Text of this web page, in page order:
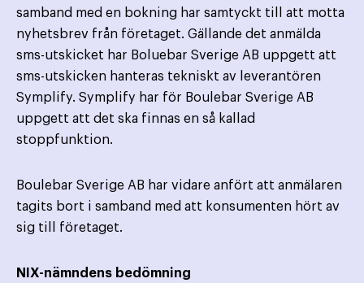
samband med en bokning har samtyckt till att motta
nyhetsbrev från företaget. Gällande det anmälda
sms-utskicket har Boluebar Sverige AB uppgett att
sms-utskicken hanteras tekniskt av leverantören
Symplify. Symplify har för Boulebar Sverige AB
uppgett att det ska finnas en så kallad
stoppfunktion.
Boulebar Sverige AB har vidare anfört att anmälaren
tagits bort i samband med att konsumenten hört av
sig till företaget.
NIX-nämndens bedömning